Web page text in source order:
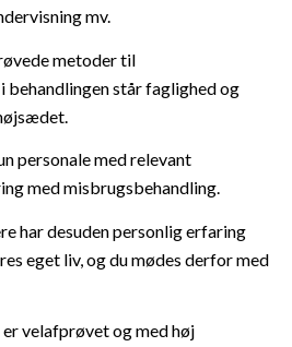
mv.
metoder til
behandlingen står faglighed og
personale med relevant
med misbrugsbehandling.
har desuden personlig erfaring
eget liv, og du mødes derfor med
velafprøvet og med høj